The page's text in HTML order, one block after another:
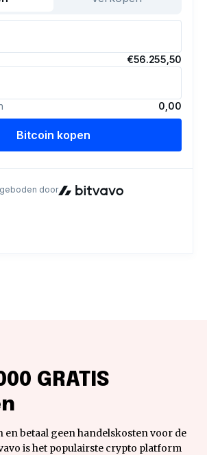
GRATIS
en betaal geen handelskosten voor de
is het populairste crypto platform